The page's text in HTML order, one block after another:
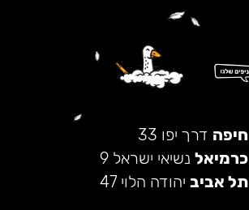
חיפה דרך יפו 33
כרמיאל נשיאי ישראל 9
תל אביב יהודה הלוי 47